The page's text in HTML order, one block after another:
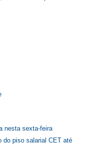
nesta sexta-feira
do piso salarial CET até